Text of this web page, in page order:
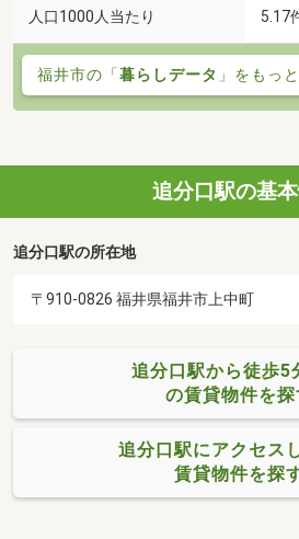
人口1000人当たり 5.17
福井市の「暮らしデータ 」をもっ
追分口駅の基
追分口駅の所在地
〒910-0826 福井県福井市上中町
追分口駅から徒歩5
の賃貸物件を探
追分口駅にアクセス
賃貸物件を探